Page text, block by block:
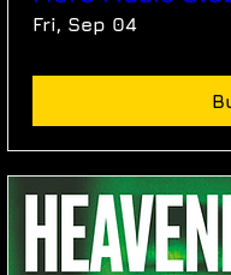
Fri, Sep 04